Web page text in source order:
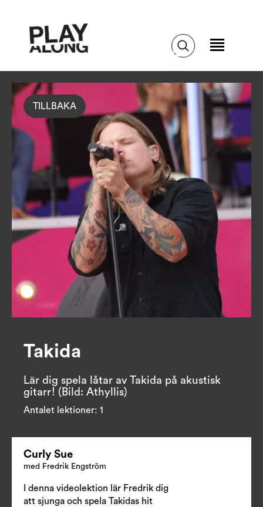
TILLBAKA
Takida
Lär dig spela låtar av Takida på akustisk
Antalet lektioner: 1
Curly Sue
med Fredrik Engström
I denna videolektion lär Fredrik dig
att sjunga och spela Takidas hit